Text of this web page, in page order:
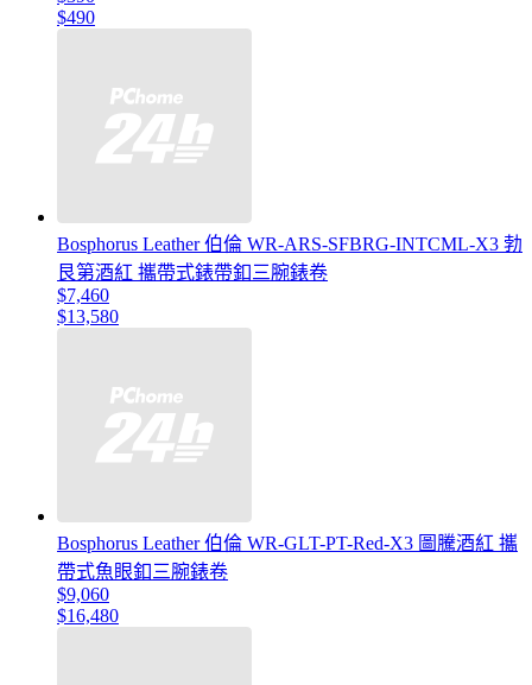
$490
Bosphorus Leather 伯倫 WR-ARS-SFBRG-INTCML-X3 勃
艮第酒紅 攜帶式錶帶釦三腕錶卷
$7,460
$13,580
Bosphorus Leather 伯倫 WR-GLT-PT-Red-X3 圖騰酒紅 攜
帶式魚眼釦三腕錶卷
$9,060
$16,480